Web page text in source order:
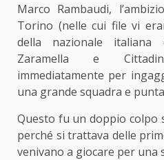
Marco Rambaudi,
Torino (nelle cui file vi
della nazionale italiana
Zaramella e
immediatamente per
una grande squadra e
Questo fu un doppio colpo
perché si trattava delle
venivano a giocare per una